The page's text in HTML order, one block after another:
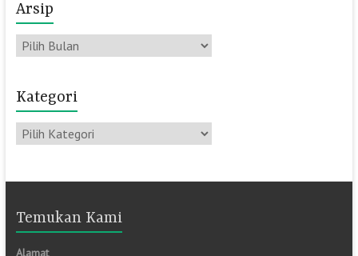
Arsip
Arsip
Kategori
Kategori
Temukan Kami
Alamat